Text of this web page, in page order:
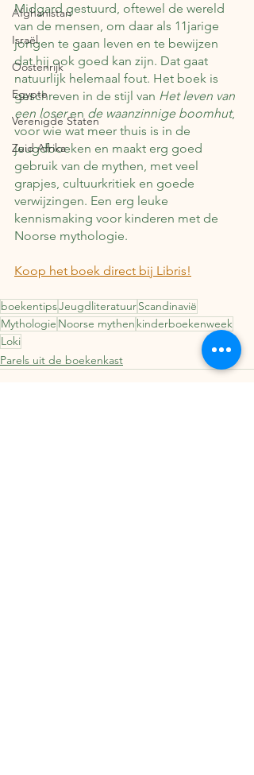
Afghanistan
Israël
Oostenrijk
Egypte
Verenigde Staten
Zuid Afrika
Midgard gestuurd, oftewel de wereld
van de mensen, om daar als 11jarige
jongen te gaan leven en te bewijzen
dat hij ook goed kan zijn. Dat gaat
natuurlijk helemaal fout. Het boek is
geschreven in de stijl van Het leven van
een loser en de waanzinnige boomhut,
voor wie wat meer thuis is in de
jeugdboeken en maakt erg goed
gebruik van de mythen, met veel
grapjes, cultuurkritiek en goede
verwijzingen. Een erg leuke
kennismaking voor kinderen met de
Noorse mythologie.
Koop het boek direct bij Libris!
boekentipsJeugdliteratuurScandinavië
Mythologie Noorse mythen kinderboekenweek
Loki
Parels uit de boekenkast